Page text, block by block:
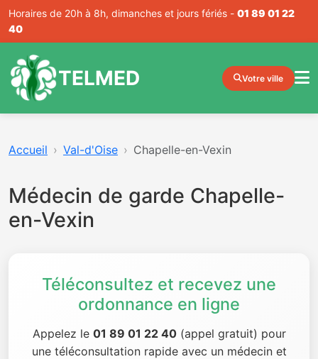
Horaires de 20h à 8h, dimanches et jours fériés - 01 89 01 22
40
TELMED Votre ville
Accueil Val-d'Oise Chapelle-en-Vexin
Médecin de garde Chapelle-
en-Vexin
Téléconsultez et recevez une
ordonnance en ligne
Appelez le 01 89 01 22 40(appel gratuit) pour
une téléconsultation rapide avec un médecin et